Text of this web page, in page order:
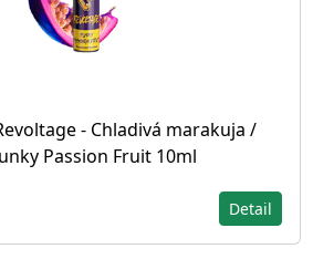
- Chladivá marakuja /
Passion Fruit 10ml
Detail